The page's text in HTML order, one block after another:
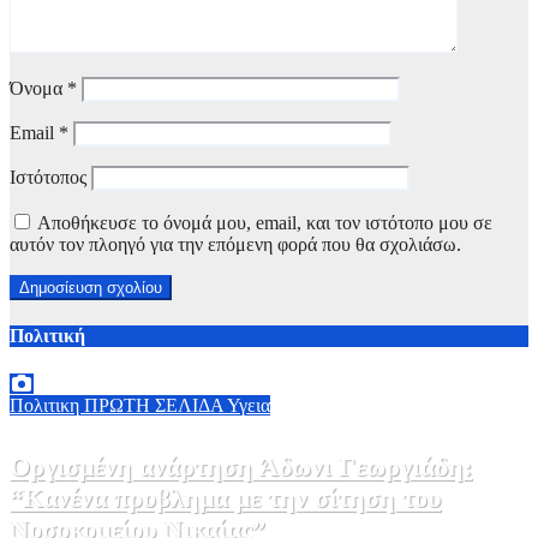
Όνομα *
Email *
Ιστότοπος
Αποθήκευσε το όνομά μου, email, και τον ιστότοπο μου σε
αυτόν τον πλοηγό για την επόμενη φορά που θα σχολιάσω.
Πολιτική
Πολιτικη ΠΡΩΤΗ ΣΕΛΙΔΑ Υγεια
Οργισμένη ανάρτηση Άδωνι Γεωργιάδη:
“Κανένα προβλημα με την σίτηση του
Νοσοκομείου Νικαίας”